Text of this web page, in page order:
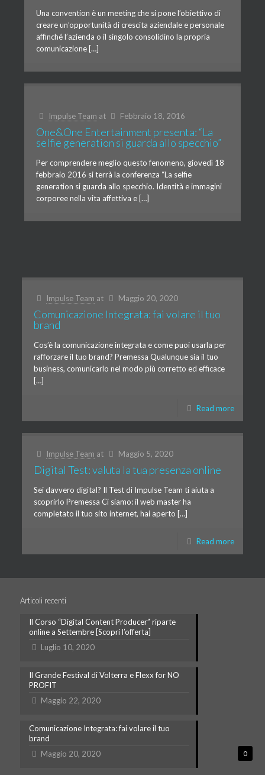
Una convention è un meeting che si pone l’obiettivo di
creare un’opportunità di crescita aziendale e personale
affinché l’azienda o il singolo consolidino la propria
comunicazione […]
Impulse Team at Febbraio 18, 2016
One&One Entertainment presenta: “La
selfie generation si guarda allo specchio”
Per comprendere meglio questo fenomeno, giovedì 18
febbraio 2016 si terrà la conferenza “La selfie
generation si guarda allo specchio. Identità e immagini
corporee nella vita affettiva e […]
Impulse Team at Maggio 20, 2020
Comunicazione Integrata: fai volare il tuo
brand
Cos’è la comunicazione integrata e come puoi usarla per
rafforzare il tuo brand? Premessa Qualunque sia il tuo
business, comunicarlo nel modo più corretto ed efficace
[…]
Read more
Impulse Team at Maggio 5, 2020
Digital Test: valuta la tua presenza online
Sei davvero digital? Il Test di Impulse Team ti aiuta a
scoprirlo Premessa Ci siamo: il web master ha
completato il tuo sito internet, hai aperto […]
Read more
Articoli recenti
Il Corso “Digital Content Producer” riparte
online a Settembre [Scopri l’offerta]
Luglio 10, 2020
Il Grande Festival di Volterra e Flexx for NO
PROFIT
Maggio 22, 2020
0
Comunicazione Integrata: fai volare il tuo
brand
Maggio 20, 2020